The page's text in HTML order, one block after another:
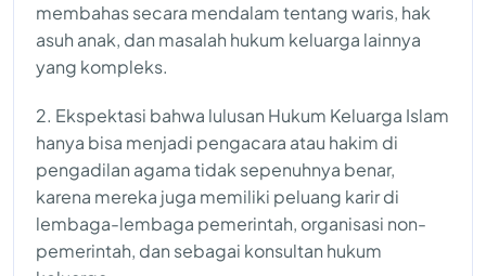
membahas secara mendalam tentang waris, hak
asuh anak, dan masalah hukum keluarga lainnya
yang kompleks.
2. Ekspektasi bahwa lulusan Hukum Keluarga Islam
hanya bisa menjadi pengacara atau hakim di
pengadilan agama tidak sepenuhnya benar,
karena mereka juga memiliki peluang karir di
lembaga-lembaga pemerintah, organisasi non-
pemerintah, dan sebagai konsultan hukum